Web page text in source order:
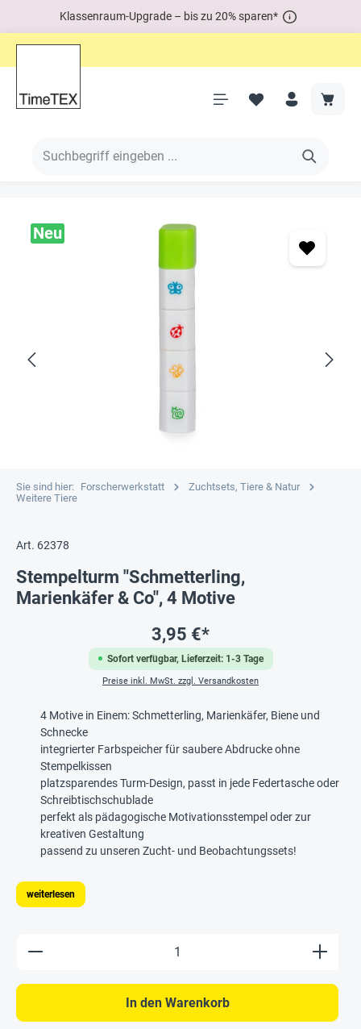
Klassenraum-Upgrade – bis zu 20% sparen*
Neu
Sie sind hier: Forscherwerkstatt
Zuchtsets, Tiere & Natur
Weitere Tiere
Art. 62378
Stempelturm "Schmetterling,
Marienkäfer & Co", 4 Motive
Sofort verfügbar, Lieferzeit: 1-3 Tage
3,95 €*
Preise inkl. MwSt. zzgl. Versandkosten
4 Motive in Einem: Schmetterling, Marienkäfer, Biene und
Schnecke
integrierter Farbspeicher für saubere Abdrucke ohne
Stempelkissen
platzsparendes Turm-Design, passt in jede Federtasche oder
Schreibtischschublade
perfekt als pädagogische Motivationsstempel oder zur
kreativen Gestaltung
passend zu unseren Zucht- und Beobachtungssets!
weiterlesen
Produkt Anzahl: Gib den gewünschten
In den Warenkorb